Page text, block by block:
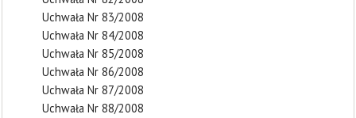
Uchwała Nr 83/2008
Uchwała Nr 84/2008
Uchwała Nr 85/2008
Uchwała Nr 86/2008
Uchwała Nr 87/2008
Uchwała Nr 88/2008